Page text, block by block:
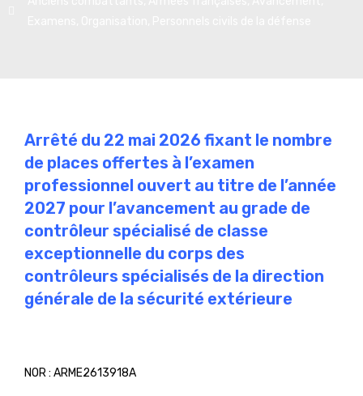
Arrêté du 22 mai 2026 fixant le nombre
de places offertes à l’examen
professionnel ouvert au titre de l’année
2027 pour l’avancement au grade de
contrôleur spécialisé de classe
exceptionnelle du corps des
contrôleurs spécialisés de la direction
générale de la sécurité extérieure
NOR : ARME2613918A